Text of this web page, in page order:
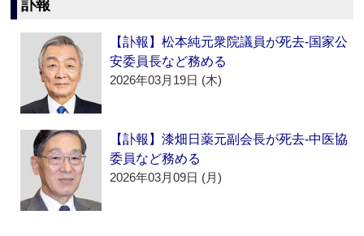
訃報
【訃報】松本純元衆院議員が死去‐国家公
安委員長など務める
2026年03月19日 (木)
【訃報】漆畑日薬元副会長が死去‐中医協
委員など務める
2026年03月09日 (月)